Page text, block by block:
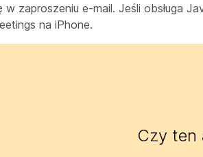
w zaproszeniu e-mail. Jeśli obsługa
na iPhone.
Czy ten